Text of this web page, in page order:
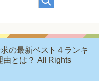
の最新ベスト４ランキ
由とは？ All Rights